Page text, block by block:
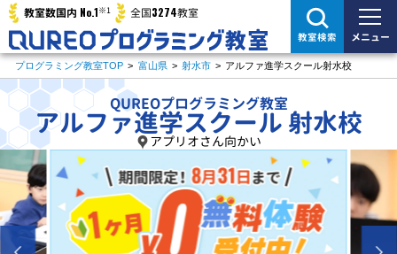
教室数国内 No.1※1 全国3274教室
教室検索 メニュー
プログラミング教室TOP > 富山県 > 射水市 > アルファ進学スクール射水校
QUREOプログラミング教室
アルファ進学スクール 射水校
アプリオさん向かい